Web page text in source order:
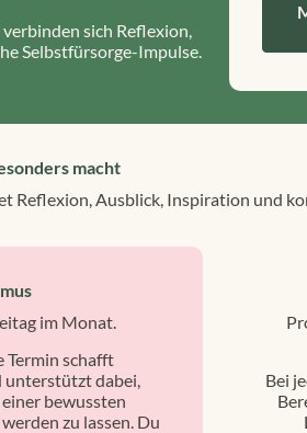
sich Reflexion,
Selbstfürsorge-Impulse.
macht
Reflexion, Ausblick, Inspiration und
im Monat.
Termin schafft
dabei,
bewussten
zu lassen. Du
Bei